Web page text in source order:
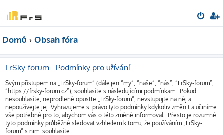
Domů Obsah fóra
FrSky-forum - Podmínky pro užívání
Svým přístupem na „FrSky-forum“ (dále jen “my”, “naše”, “nás”, “FrSky-forum”,
“https://frsky-forum.cz”), souhlasíte s následujícími podmínkami. Pokud
nesouhlasíte, neprodleně opusťte „FrSky-forum“, nevstupujte na něj a
nepoužívejte jej. Vyhrazujeme si právo tyto podmínky kdykoliv změnit a učiníme
vše potřebné pro to, abychom vás o této změně informovali. Přesto je rozumné
tyto podmínky průběžně sledovat vzhledem k tomu, že používáním „FrSky-
forum“ s nimi souhlasíte.